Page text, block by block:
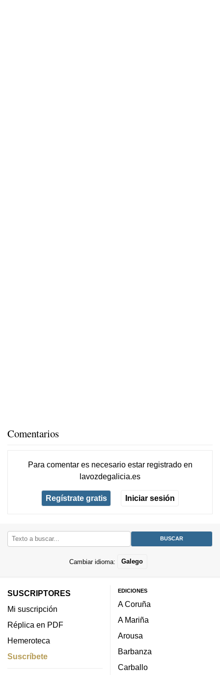
Comentarios
Para comentar es necesario estar registradoen
lavozdegalicia.es
Regístrate gratis Iniciar sesión
Cambiar idioma: Galego
SUSCRIPTORES
Mi suscripción
Réplica en PDF
Hemeroteca
Suscríbete
EDICIONES
A Coruña
A Mariña
Arousa
Barbanza
Carballo